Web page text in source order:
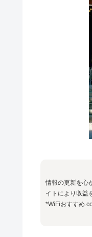
情報の更新を心
イトにより収益
*WiFiおすすめ